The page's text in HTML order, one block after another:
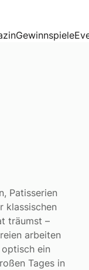
Gewinnspiele
Patisserien
klassischen
träumst –
arbeiten
ein
Tages in